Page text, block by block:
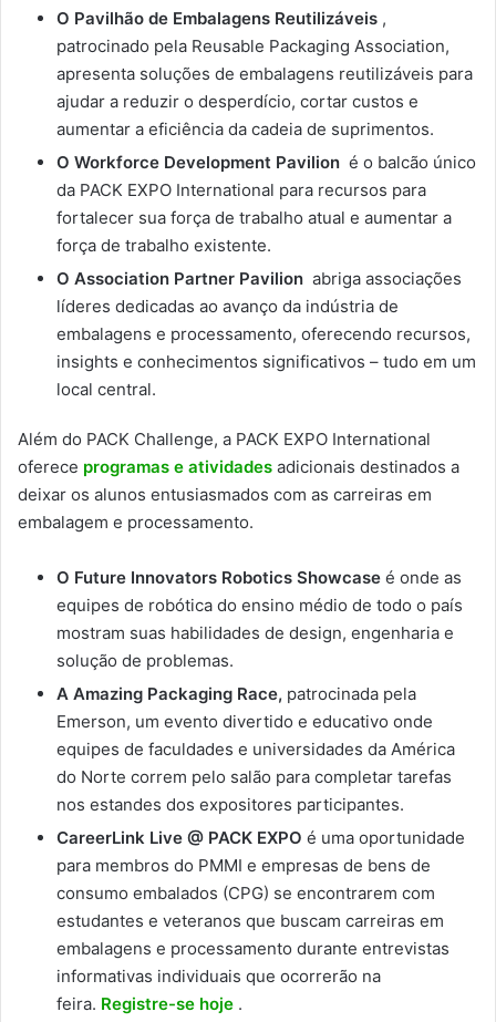
O Pavilhão de Embalagens Reutilizáveis ,
patrocinado pela Reusable Packaging Association,
apresenta soluções de embalagens reutilizáveis ​​para
ajudar a reduzir o desperdício, cortar custos e
aumentar a eficiência da cadeia de suprimentos.
O Workforce Development Pavilion é o balcão único
da PACK EXPO International para recursos para
fortalecer sua força de trabalho atual e aumentar a
força de trabalho existente.
O Association Partner Pavilion abriga associações
líderes dedicadas ao avanço da indústria de
embalagens e processamento, oferecendo recursos,
insights e conhecimentos significativos – tudo em um
local central.
Além do PACK Challenge, a PACK EXPO International
oferece programas e atividades adicionais destinados a
deixar os alunos entusiasmados com as carreiras em
embalagem e processamento.
O Future Innovators Robotics Showcase é onde as
equipes de robótica do ensino médio de todo o país
mostram suas habilidades de design, engenharia e
solução de problemas.
A Amazing Packaging Race, patrocinada pela
Emerson, um evento divertido e educativo onde
equipes de faculdades e universidades da América
do Norte correm pelo salão para completar tarefas
nos estandes dos expositores participantes.
CareerLink Live @ PACK EXPO é uma oportunidade
para membros do PMMI e empresas de bens de
consumo embalados (CPG) se encontrarem com
estudantes e veteranos que buscam carreiras em
embalagens e processamento durante entrevistas
informativas individuais que ocorrerão na
feira. Registre-se hoje .